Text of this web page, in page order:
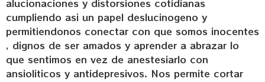
alucionaciones y distorsiones cotidianas
cumpliendo asi un papel deslucinogeno y
permitiendonos conectar con que somos inocentes
, dignos de ser amados y aprender a abrazar lo
que sentimos en vez de anestesiarlo con
ansioliticos y antidepresivos. Nos permite cortar